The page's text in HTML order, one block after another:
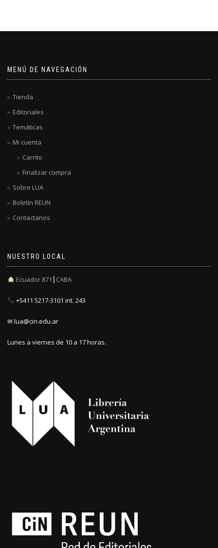
MENÚ DE NAVEGACIÓN
Tienda
Editoriales
Temáticas
Mi cuenta
Carrito
Finalizar compra
Sobre LUA
Boletín REUN
Contactanos
NUESTRO LOCAL
Ecuador 871┃CABA
+5411 5217-3101 int. 243
✉ lua@cin.edu.ar
Lunes a viernes de 10 a 17 horas.